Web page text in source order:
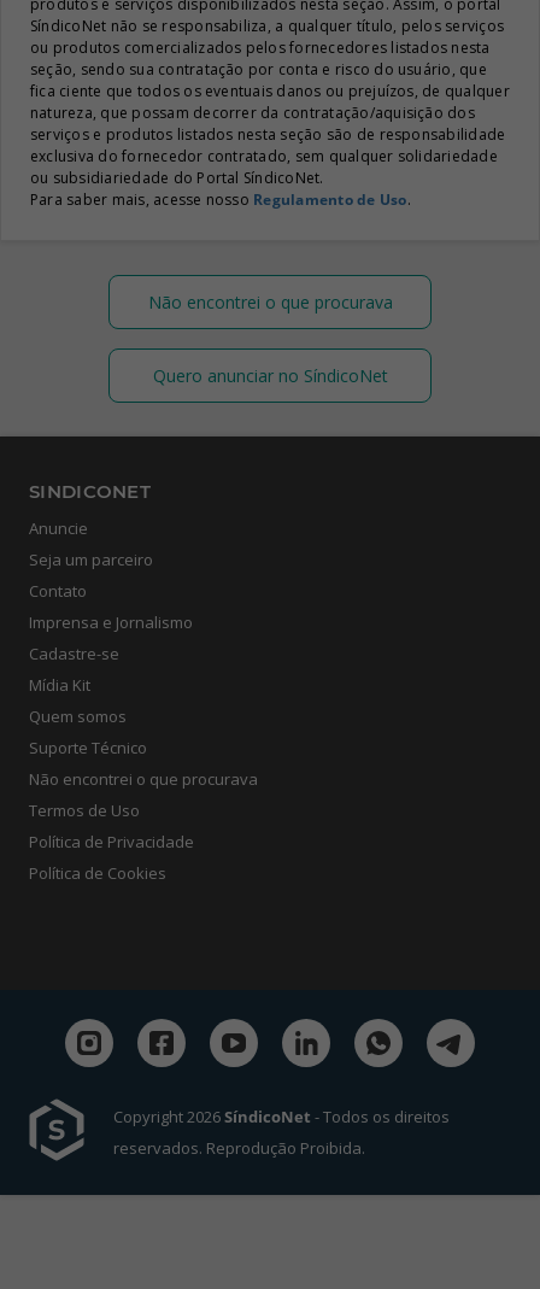
produtos e serviços disponibilizados nesta seção. Assim, o portal
SíndicoNet não se responsabiliza, a qualquer título, pelos serviços
ou produtos comercializados pelos fornecedores listados nesta
seção, sendo sua contratação por conta e risco do usuário, que
fica ciente que todos os eventuais danos ou prejuízos, de qualquer
natureza, que possam decorrer da contratação/aquisição dos
serviços e produtos listados nesta seção são de responsabilidade
exclusiva do fornecedor contratado, sem qualquer solidariedade
ou subsidiariedade do Portal SíndicoNet.
Para saber mais, acesse nosso Regulamento de Uso.
Não encontrei o que procurava
Quero anunciar no SíndicoNet
SINDICONET
Anuncie
Seja um parceiro
Contato
Imprensa e Jornalismo
Cadastre-se
Mídia Kit
Quem somos
Suporte Técnico
Não encontrei o que procurava
Termos de Uso
Política de Privacidade
Política de Cookies
Copyright 2026SíndicoNet - Todos os direitos
reservados. Reprodução Proibida.